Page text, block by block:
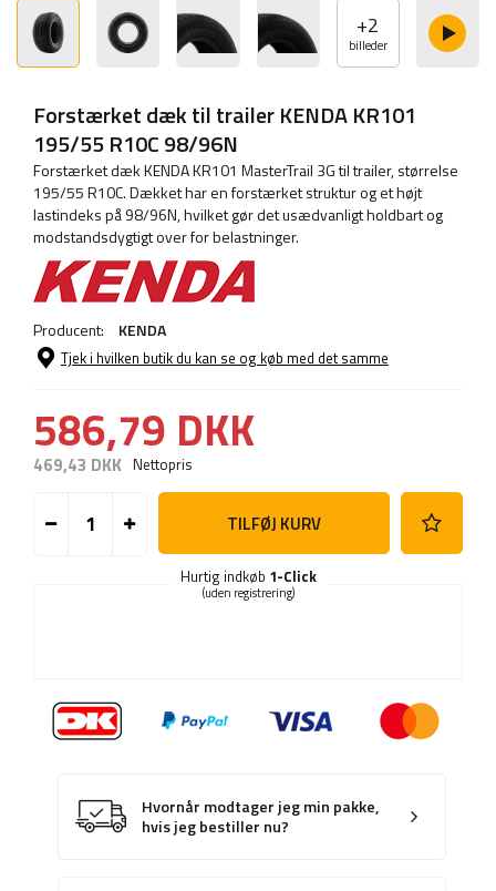
+2
billeder
Forstærket dæk til trailer KENDA KR101
195/55 R10C 98/96N
Forstærket dæk KENDA KR101 MasterTrail 3G til trailer, størrelse
195/55 R10C. Dækket har en forstærket struktur og et højt
lastindeks på 98/96N, hvilket gør det usædvanligt holdbart og
modstandsdygtigt over for belastninger.
Producent: KENDA
Tjek i hvilken butik du kan se og køb med det samme
586,79 DKK
469,43 DKK Nettopris
TILFØJ KURV
Hurtig indkøb 1-Click
(uden registrering)
Hvornår modtager jeg min pakke,
hvis jeg bestiller nu?